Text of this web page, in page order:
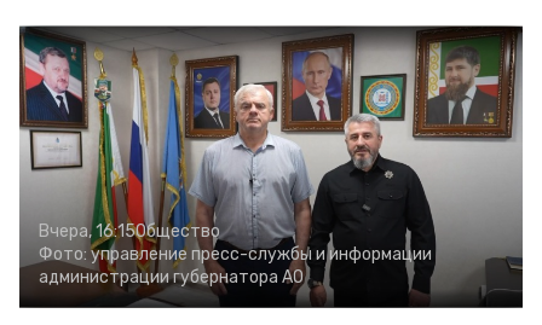
Вчера, 16:15Общество
Фото: управление пресс-службы и информации
администрации губернатора АО